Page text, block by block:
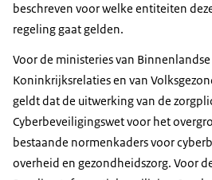
beschreven voor welke entiteiten
regeling gaatgelden.
Voor de ministeries van
Koninkrijksrelaties en van
geldt dat de uitwerking van de
Cyberbeveiligingswet voor het
bestaande normenkaders voor
overheid en gezondheidszorg. Voor